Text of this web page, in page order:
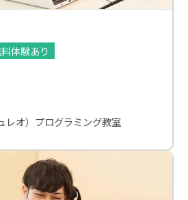
体験あり
レオ）プログラミング教室